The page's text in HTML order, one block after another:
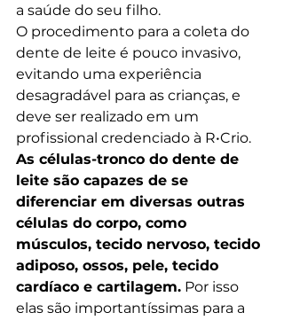
a saúde do seu filho.
O procedimento para a coleta do
dente de leite é pouco invasivo,
evitando uma experiência
desagradável para as crianças, e
deve ser realizado em um
profissional credenciado à R•Crio.
As células-tronco do dente de
leite são capazes de se
diferenciar em diversas outras
células do corpo, como
músculos, tecido nervoso, tecido
adiposo, ossos, pele, tecido
cardíaco e cartilagem. Por isso
elas são importantíssimas para a